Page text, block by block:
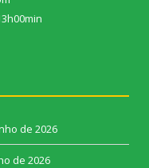
de 2026
de 2026